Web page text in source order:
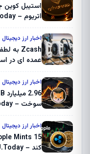
استیبل کوین
اتریوم – U.Today راه اندازی می شود
اخبار ارز دیجیتال
عمده ای در
اخبار ارز دیجیتال
سوخت – U.Today
اخبار ارز دیجیتال
کند – U.Today